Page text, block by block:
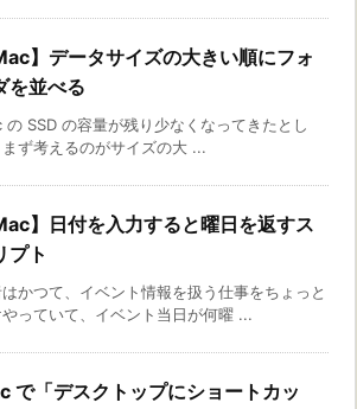
】データサイズの大きい順にフォ
を並べる
の SSD の容量が残り少なくなってきたとし
ず考えるのがサイズの大 ...
】日付を入力すると曜日を返すス
プト
かつて、イベント情報を扱う仕事をちょっと
やっていて、イベント当日が何曜 ...
で「デスクトップにショートカッ